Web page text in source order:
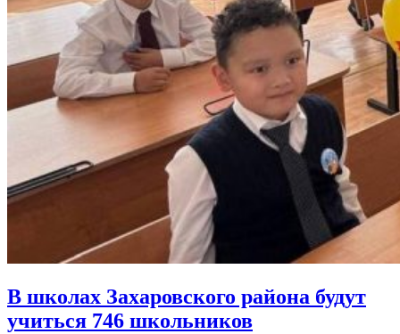
В школах Захаровского района будут
учиться 746 школьников